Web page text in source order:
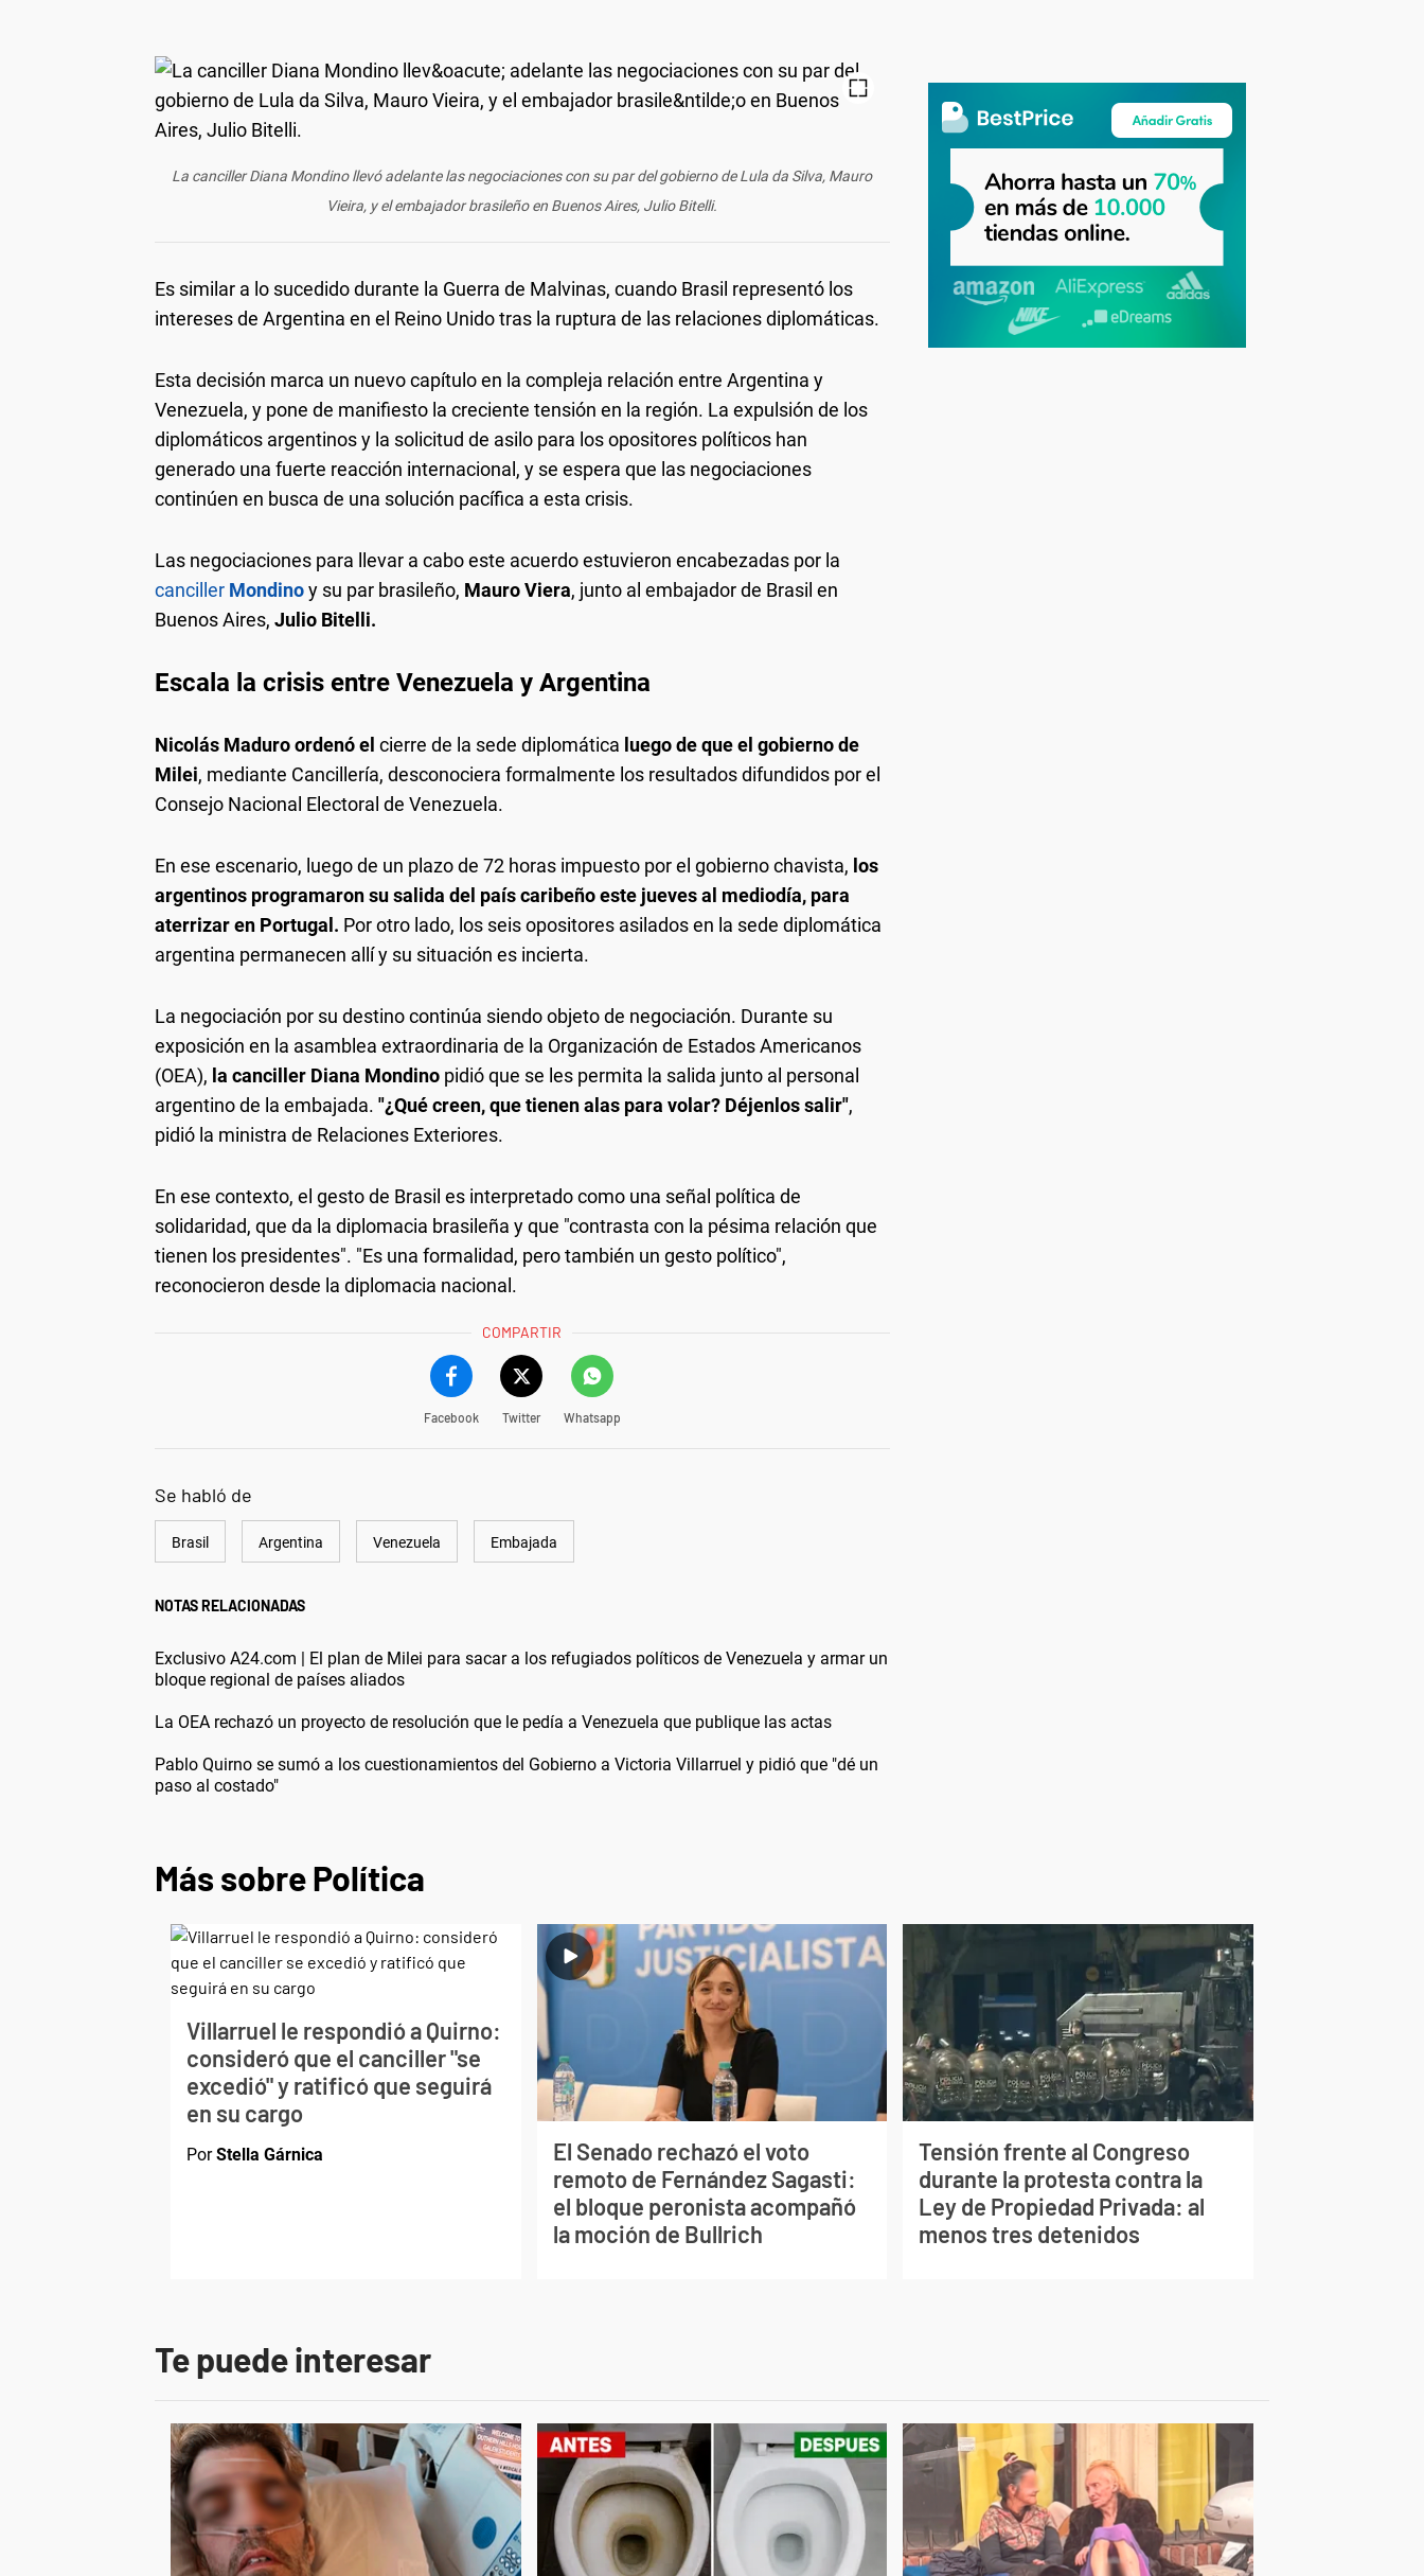
La canciller Diana Mondino llevó adelante las negociaciones con su par del gobierno de Lula da Silva, Mauro
Vieira, y el embajador brasileño en Buenos Aires, Julio Bitelli.
Es similar a lo sucedido durante la Guerra de Malvinas, cuando Brasil representó los
intereses de Argentina en el Reino Unido tras la ruptura de las relaciones diplomáticas.
Esta decisión marca un nuevo capítulo en la compleja relación entre Argentina y
Venezuela, y pone de manifiesto la creciente tensión en la región. La expulsión de los
diplomáticos argentinos y la solicitud de asilo para los opositores políticos han
generado una fuerte reacción internacional, y se espera que las negociaciones
continúen en busca de una solución pacífica a esta crisis.
Las negociaciones para llevar a cabo este acuerdo estuvieron encabezadas por la
canciller Mondinoy su par brasileño, Mauro Viera, junto al embajador de Brasil en
Buenos Aires, Julio Bitelli.
Escala la crisis entre Venezuela y Argentina
Nicolás Maduro ordenó el cierre de la sede diplomática luego de que el gobierno de
Milei, mediante Cancillería, desconociera formalmente los resultados difundidos por el
Consejo Nacional Electoral de Venezuela.
En ese escenario, luego de un plazo de 72 horas impuesto por el gobierno chavista, los
argentinos programaron su salida del país caribeño este jueves al mediodía, para
aterrizar en Portugal. Por otro lado, los seis opositores asilados en la sede diplomática
argentina permanecen allí y su situación es incierta.
La negociación por su destino continúa siendo objeto de negociación. Durante su
exposición en la asamblea extraordinaria de la Organización de Estados Americanos
(OEA), la canciller Diana Mondino pidió que se les permita la salida junto al personal
argentino de la embajada. "¿Qué creen, que tienen alas para volar? Déjenlos salir",
pidió la ministra de Relaciones Exteriores.
En ese contexto, el gesto de Brasil es interpretado como una señal política de
solidaridad, que da la diplomacia brasileña y que "contrasta con la pésima relación que
tienen los presidentes". "Es una formalidad, pero también un gesto político",
reconocieron desde la diplomacia nacional.
COMPARTIR
Facebook Twitter Whatsapp
Se habló de
Brasil Argentina Venezuela Embajada
NOTAS RELACIONADAS
Exclusivo A24.com | El plan de Milei para sacar a los refugiados políticos de Venezuela y armar un
bloque regional de países aliados
La OEA rechazó un proyecto de resolución que le pedía a Venezuela que publique las actas
Pablo Quirno se sumó a los cuestionamientos del Gobierno a Victoria Villarruel y pidió que "dé un
paso al costado"
Más sobre Política
Villarruel le respondió a Quirno:
consideró que el canciller "se
excedió" y ratificó que seguirá
en su cargo
PorStella Gárnica
El Senado rechazó el voto
remoto de Fernández Sagasti:
el bloque peronista acompañó
la moción de Bullrich
Tensión frente al Congreso
durante la protesta contra la
Ley de Propiedad Privada: al
menos tres detenidos
Te puede interesar